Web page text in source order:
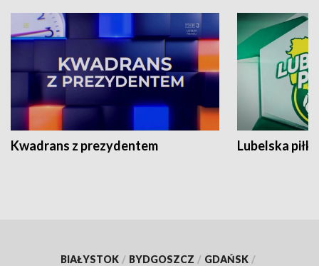
Kwadrans z prezydentem Lubelska piłka
BIAŁYSTOK / BYDGOSZCZ / GDAŃSK /